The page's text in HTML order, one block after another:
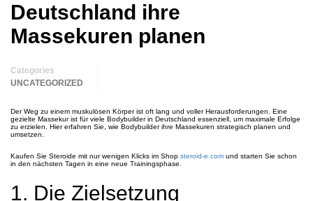
Deutschland ihre
Massekuren planen
Categories
UNCATEGORIZED
Der Weg zu einem muskulösen Körper ist oft lang und voller Herausforderungen. Eine
gezielte Massekur ist für viele Bodybuilder in Deutschland essenziell, um maximale Erfolge
zu erzielen. Hier erfahren Sie, wie Bodybuilder ihre Massekuren strategisch planen und
umsetzen.
Kaufen Sie Steroide mit nur wenigen Klicks im Shop steroid-e.com und starten Sie schon
in den nächsten Tagen in eine neue Trainingsphase.
1. Die Zielsetzung